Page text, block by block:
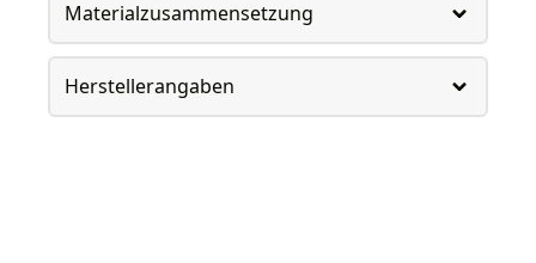
Materialzusammensetzung
Herstellerangaben